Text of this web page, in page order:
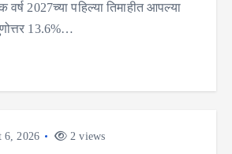
2027च्या पहिल्या तिमाहीत आपल्या
13.6%…
6, 2026 2 views